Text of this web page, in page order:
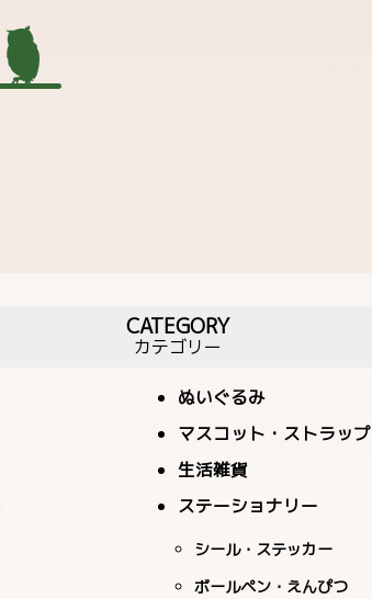
CATEGORY
カテゴリー
ぬいぐるみ
マスコット・ストラップ
生活雑貨
ステーショナリー
シール・ステッカー
ボールペン・えんぴつ